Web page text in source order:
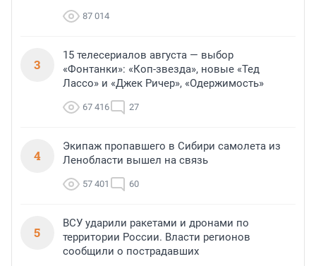
87 014
3
15 телесериалов августа — выбор
«Фонтанки»: «Коп-звезда», новые «Тед
Лассо» и «Джек Ричер», «Одержимость»
67 416 27
4
Экипаж пропавшего в Сибири самолета из
Ленобласти вышел на связь
57 401 60
5
ВСУ ударили ракетами и дронами по
территории России. Власти регионов
сообщили о пострадавших